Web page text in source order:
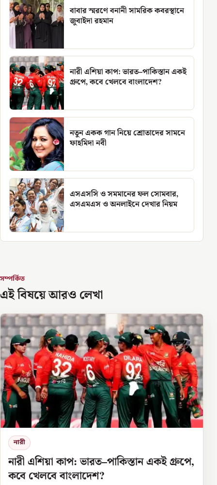
বাবার স্মরণে বনানী সামরিক কবরস্থানে
জুবাইদা রহমান
নারী এশিয়া কাপ: ভারত–পাকিস্তান একই
গ্রুপে, কবে খেলবে বাংলাদেশ?
নতুন একক গান নিয়ে শ্রোতাদের সামনে
ফাহমিদা নবী
এসএসসি ও সমমানের ফল সোমবার,
এসএমএস ও অনলাইনে দেখার নিয়ম
সম্পর্কিত
এই বিষয়ে আরও লেখা
নারী
নারী এশিয়া কাপ: ভারত–পাকিস্তান একই গ্রুপে,
কবে খেলবে বাংলাদেশ?